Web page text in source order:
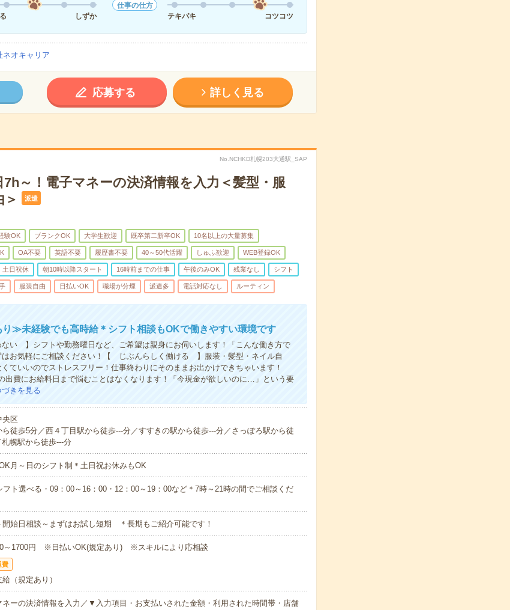
しずか
仕事の仕方
テキパキ
コツコツ
ネオキャリア
応募する 詳しく見る
No.NCHKD札幌203大通駅_SAP
7h～！電子マネーの決済情報を入力＜髪型・服
派遣
験OK ブランクOK 大学生歓迎 既卒第二新卒OK 10名以上の大量募集
OA不要 英語不要 履歴書不要 40～50代活躍 しゅふ歓迎 WEB登録OK
土日祝休 朝10時以降スタート 16時前までの仕事 午後のみOK 残業なし シフト
服装自由 日払いOK 職場が分煙 派遣多 電話対応なし ルーティン
≫未経験でも高時給＊シフト相談もOKで働きやすい環境です
い 】シフトや勤務曜日など、ご希望は親身にお伺いします！「こんな働き方で
お気軽にご相談ください！【 じぶんらしく働ける 】服装・髪型・ネイル自
ていいのでストレスフリー！仕事終わりにそのままお出かけできちゃいます！
費にお給料日まで悩むことはなくなります！「今現金が欲しいのに…」という要
づきを見る
央区
ら徒歩5分／西４丁目駅から徒歩---分／すすきの駅から徒歩---分／さっぽろ駅から徒
幌駅から徒歩---分
月～日のシフト制＊土日祝お休みもOK
ト選べる・09：00～16：00・12：00～19：00など＊7時～21時の間でご相談くだ
開始日相談～まずはお試し短期 ＊長期もご紹介可能です！
～1700円 ※日払いOK(規定あり) ※スキルにより応相談
費
（規定あり）
ネーの決済情報を入力／▼入力項目・お支払いされた金額・利用された時間帯・店舗